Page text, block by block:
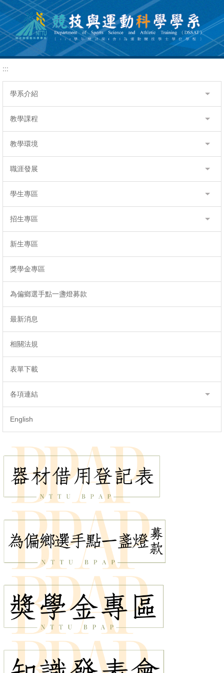
跳
到
主
要
內
容
區
:::
學系介紹
教學課程
教學環境
職涯發展
學生專區
招生專區
新生專區
獎學金專區
為偏鄉選手點一盞燈募款
最新消息
相關法規
表單下載
各項連結
English